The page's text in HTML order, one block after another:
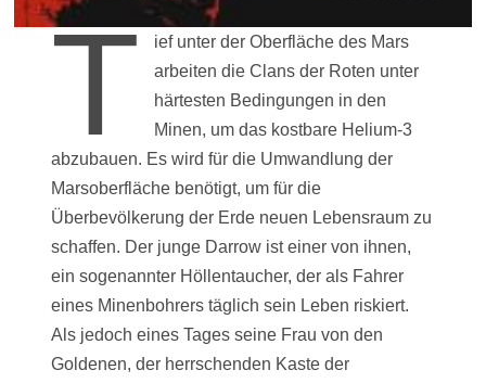
T
ief unter der Oberfläche des Mars
arbeiten die Clans der Roten unter
härtesten Bedingungen in den
Minen, um das kostbare Helium-3
abzubauen. Es wird für die Umwandlung der
Marsoberfläche benötigt, um für die
Überbevölkerung der Erde neuen Lebensraum zu
schaffen. Der junge Darrow ist einer von ihnen,
ein sogenannter Höllentaucher, der als Fahrer
eines Minenbohrers täglich sein Leben riskiert.
Als jedoch eines Tages seine Frau von den
Goldenen, der herrschenden Kaste der